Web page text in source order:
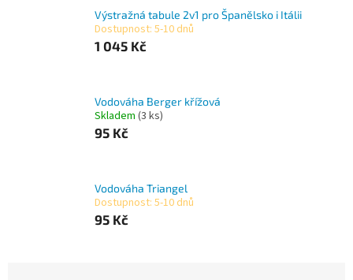
Výstražná tabule 2v1 pro Španělsko i Itálii
Dostupnost: 5-10 dnů
1 045 Kč
Vodováha Berger křížová
Skladem (3 ks)
95 Kč
Vodováha Triangel
Dostupnost: 5-10 dnů
95 Kč